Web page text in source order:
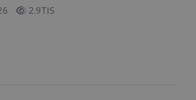
2.9TIS